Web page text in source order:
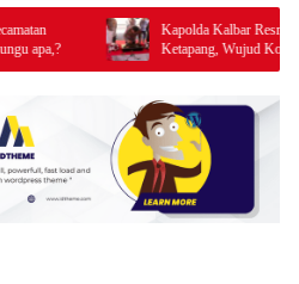
Kapolda Kalbar Resmikan Bangunan
Ketapang, Wujud Komitmen Tingkatkan
Prima Kepolisian